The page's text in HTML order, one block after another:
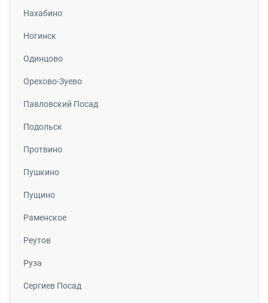
Нахабино
Ногинск
Одинцово
Орехово-Зуево
Павловский Посад
Подольск
Протвино
Пушкино
Пущино
Раменское
Реутов
Руза
Сергиев Посад